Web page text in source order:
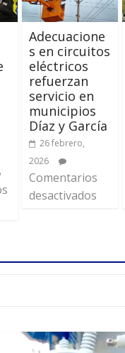
Adecuacione
s en circuitos
eléctricos
refuerzan
servicio en
municipios
Díaz y García
26 febrero,
2026
Comentarios
desactivados